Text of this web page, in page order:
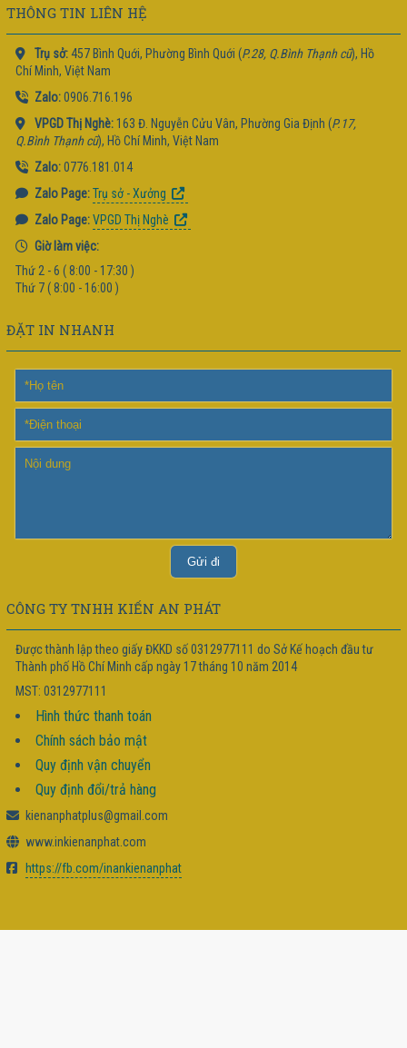
THÔNG TIN LIÊN HỆ
Trụ sở:457 Bình Quới, Phường Bình Quới (P.28, Q.Bình Thạnh cũ), Hồ
Chí Minh, Việt Nam
Zalo:0906.716.196
VPGD Thị Nghè:163 Đ. Nguyễn Cửu Vân, Phường Gia Định (P.17,
Q.Bình Thạnh cũ), Hồ Chí Minh, Việt Nam
Zalo:0776.181.014
Zalo Page: Trụ sở - Xưởng
Zalo Page: VPGD Thị Nghè
Giờ làm việc:
Thứ 2 - 6 ( 8:00 - 17:30 )
Thứ 7 ( 8:00 - 16:00 )
ĐẶT IN NHANH
CÔNG TY TNHH KIẾN AN PHÁT
Được thành lập theo giấy ĐKKD số 0312977111 do Sở Kế hoạch đầu tư
Thành phố Hồ Chí Minh cấp ngày 17 tháng 10 năm 2014
MST: 0312977111
Hình thức thanh toán
Chính sách bảo mật
Quy định vận chuyển
Quy định đổi/trả hàng
kienanphatplus@gmail.com
www.inkienanphat.com
https://fb.com/inankienanphat